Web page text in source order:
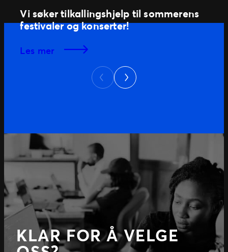
Vi søker tilkallingshjelp til sommerens
festivaler og konserter!
les mer
Previous
Next
KLAR FOR Å VELGE